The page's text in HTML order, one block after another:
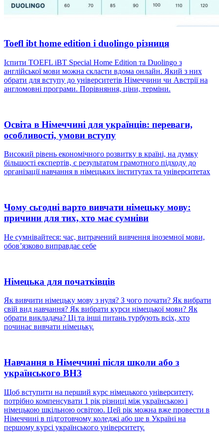
Toefl ibt home edition і duolingo різниця
Іспити TOEFL iBT Special Home Edition та Duolingo з
англійської мови можна скласти вдома онлайн. Який з них
обрати для вступу до університетів Німеччини чи Австрії на
англомовні програми. Порівняння, ціни, терміни.
Освіта в Німеччині для українців: переваги,
особливості, умови вступу
Високий рівень економічного розвитку в країні, на думку
більшості експертів, є результатом грамотного підходу до
організації навчання в німецьких інститутах та університетах
Чому сьгодні варто вивчати німецьку мову:
причини для тих, хто має сумніви
Не сумнівайтеся: час, витрачений вивчення іноземної мови,
обов’язково виправдає себе
Німецька для початківців
Як вивчити німецьку мову з нуля? З чого почати? Як вибрати
свій вид навчання? Як вибрати курси німецької мови? Як
обрати викладача? Ці та інші питань турбують всіх, хто
починає вивчати німецьку.
Навчання в Німеччині після школи або з
українського ВНЗ
Щоб вступити на перший курс німецького університету,
потрібно компенсувати 1 рік різниці між українською і
німецькою шкільною освітою. Цей рік можна вже провести в
Німеччині в підготовчому коледжі або ще в Україні на
першому курсі українського університету.